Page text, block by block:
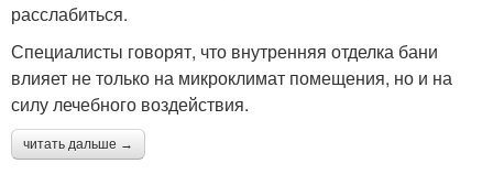
расслабиться.
Специалисты говорят, что внутренняя отделка бани
влияет не только на микроклимат помещения, но и на
силу лечебного воздействия.
читать дальше →